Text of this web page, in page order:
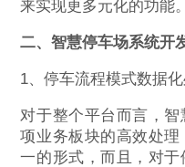
来实现更多元化的功能。
二、智慧停车场系统开
1、停车流程模式数据
对于整个平台而言，
项业务板块的高效处
一的形式，而且，对于